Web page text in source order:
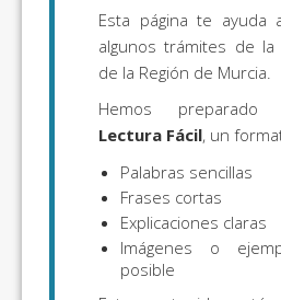
Esta página te ayuda
algunos trámites de la
de la Región de Murcia.
Hemos preparado
Lectura Fácil, un
Palabras sencillas
Frases cortas
Explicaciones claras
Imágenes o
posible